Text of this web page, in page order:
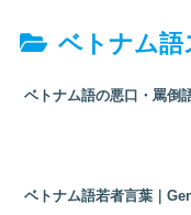
ベトナム語
ベトナム語の悪口・罵倒
ベトナム語若者言葉｜